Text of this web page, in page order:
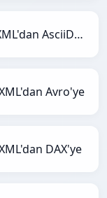
XML'dan AsciiDoc'ye
Avro'ye
DAX'ye